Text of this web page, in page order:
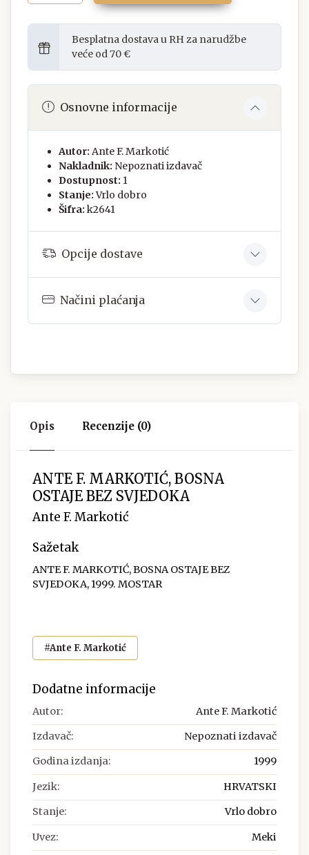
Besplatna dostava u RH za narudžbe
veće od 70 €
Osnovne informacije
Autor: Ante F. Markotić
Nakladnik: Nepoznati izdavač
Dostupnost: 1
Stanje:Vrlo dobro
Šifra: k2641
Opcije dostave
Načini plaćanja
Opis Recenzije (0)
ANTE F. MARKOTIĆ, BOSNA
OSTAJE BEZ SVJEDOKA
Ante F. Markotić
Sažetak
ANTE F. MARKOTIĆ, BOSNA OSTAJE BEZ
SVJEDOKA, 1999. MOSTAR
#Ante F. Markotić
Dodatne informacije
Autor: Ante F. Markotić
Izdavač: Nepoznati izdavač
Godina izdanja: 1999
Jezik: HRVATSKI
Stanje: Vrlo dobro
Uvez: Meki